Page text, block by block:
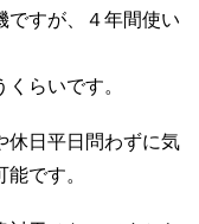
ですが、４年間使い
くらいです。
休日平日問わずに気
です。